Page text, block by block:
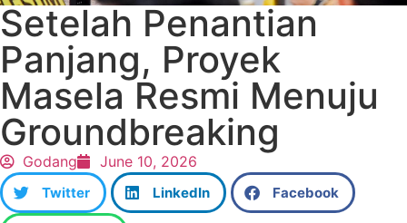
Setelah Penantian
Panjang, Proyek
Masela Resmi Menuju
Groundbreaking
Godang June 10, 2026
Twitter LinkedIn Facebook